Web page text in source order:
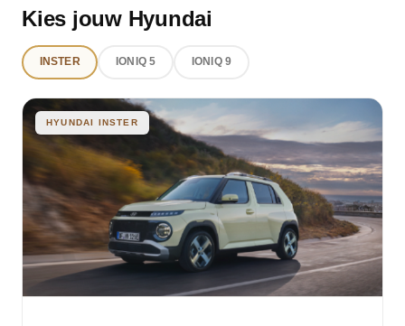
Kies jouw Hyundai
INSTER IONIQ 5 IONIQ 9
HYUNDAI INSTER